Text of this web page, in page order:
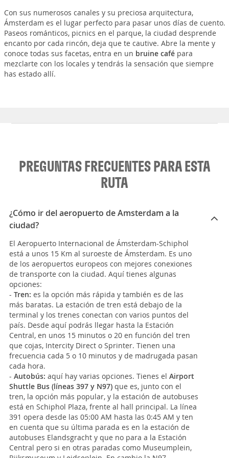
Con sus numerosos canales y su preciosa arquitectura,
Ámsterdam es el lugar perfecto para pasar unos días de cuento.
Paseos románticos, picnics en el parque, la ciudad desprende
encanto por cada rincón, deja que te cautive. Abre la mente y
conoce todas sus facetas, entra en un bruine cafépara
mezclarte con los locales y tendrás la sensación que siempre
has estado allí.
PREGUNTAS FRECUENTES PARA ESTA
RUTA
¿Cómo ir del aeropuerto de Amsterdam a la
ciudad?
El Aeropuerto Internacional de Ámsterdam-Schiphol
está a unos 15 Km al suroeste de Ámsterdam. Es uno
de los aeropuertos europeos con mejores conexiones
de transporte con la ciudad. Aquí tienes algunas
opciones:
- Tren: es la opción más rápida y también es de las
más baratas. La estación de tren está debajo de la
terminal y los trenes conectan con varios puntos del
país. Desde aquí podrás llegar hasta la Estación
Central, en unos 15 minutos o 20 en función del tren
que cojas, Intercity Direct o Sprinter. Tienen una
frecuencia cada 5 o 10 minutos y de madrugada pasan
cada hora.
- Autobús: aquí hay varias opciones. Tienes el Airport
Shuttle Bus (líneas 397 y N97) que es, junto con el
tren, la opción más popular, y la estación de autobuses
está en Schiphol Plaza, frente al hall principal. La línea
391 opera desde las 05:00 AM hasta las 0:45 AM y ten
en cuenta que su última parada es en la estación de
autobuses Elandsgracht y que no para a la Estación
Central pero si en otras paradas como Museumplein,